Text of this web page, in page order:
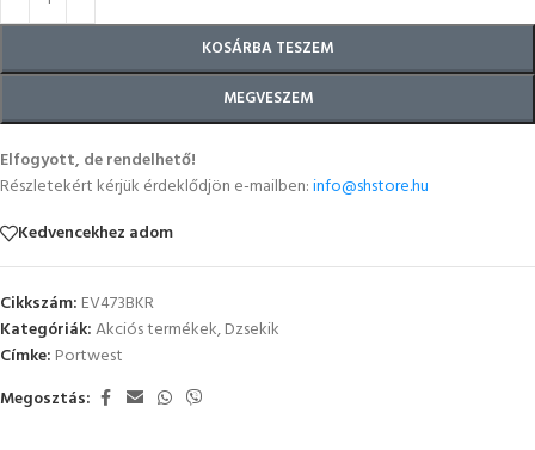
KOSÁRBA TESZEM
MEGVESZEM
Elfogyott, de rendelhető!
Részletekért kérjük érdeklődjön e-mailben:info@shstore.hu
Kedvencekhez adom
Cikkszám: EV473BKR
Kategóriák:Akciós termékek,Dzsekik
Címke: Portwest
Megosztás: